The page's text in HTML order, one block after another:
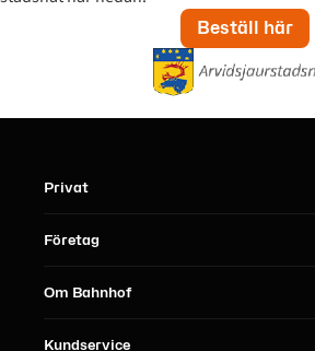
Beställ här
Privat
Företag
Om Bahnhof
Kundservice